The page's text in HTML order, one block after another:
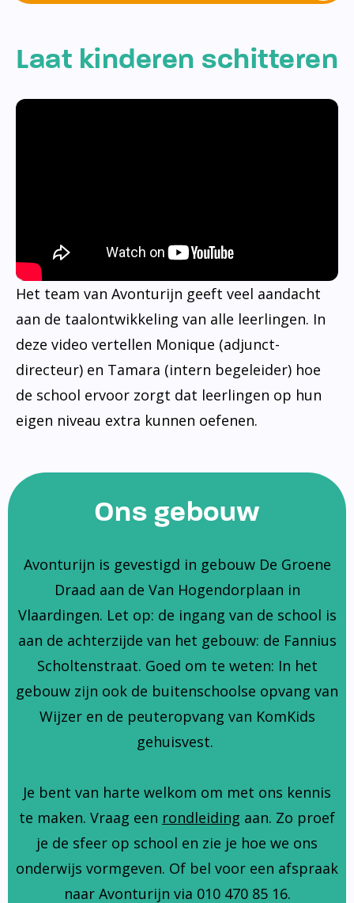
Laat kinderen schitteren
Het team van Avonturijn geeft veel aandacht
aan de taalontwikkeling van alle leerlingen. In
deze video vertellen Monique (adjunct-
directeur) en Tamara (intern begeleider) hoe
de school ervoor zorgt dat leerlingen op hun
eigen niveau extra kunnen oefenen.
Ons gebouw
Avonturijn is gevestigd in gebouw De Groene
Draad aan de Van Hogendorplaan in
Vlaardingen. Let op: de ingang van de school is
aan de achterzijde van het gebouw: de Fannius
Scholtenstraat. Goed om te weten: In het
gebouw zijn ook de buitenschoolse opvang van
Wijzer en de peuteropvang van KomKids
gehuisvest.
Je bent van harte welkom om met ons kennis
te maken. Vraag een rondleiding aan. Zo proef
je de sfeer op school en zie je hoe we ons
onderwijs vormgeven. Of bel voor een afspraak
naar Avonturijn via 010 470 85 16.